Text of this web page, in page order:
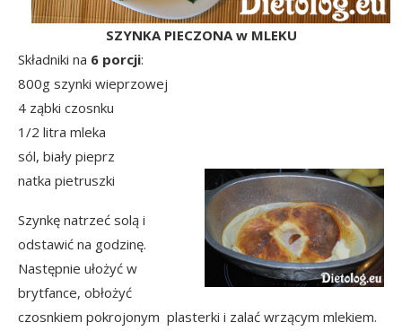
SZYNKA PIECZONA w MLEKU
Składniki na 6 porcji:
800g szynki wieprzowej
4 ząbki czosnku
1/2 litra mleka
sól, biały pieprz
natka pietruszki
Szynkę natrzeć solą i
odstawić na godzinę.
Następnie ułożyć w
brytfance, obłożyć
czosnkiem pokrojonym plasterki i zalać wrzącym mlekiem.